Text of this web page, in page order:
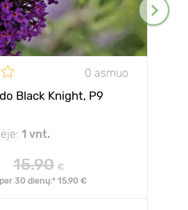
0 asmuo
Black Knight, P9
1 vnt.
15.90 €
30 dienų:* 15.90 €